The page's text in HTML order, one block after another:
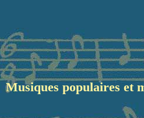
Musiques populaires et